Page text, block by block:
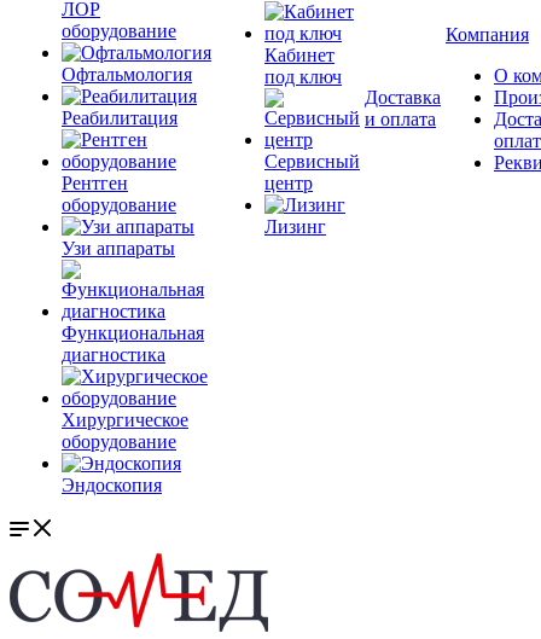
ЛОР
оборудование
Офтальмология
Реабилитация
Рентген
оборудование
Узи аппараты
Функциональная
диагностика
Хирургическое
оборудование
Эндоскопия
Кабинет
под ключ
Сервисный
центр
Лизинг
Доставка
и оплата
Компания
О